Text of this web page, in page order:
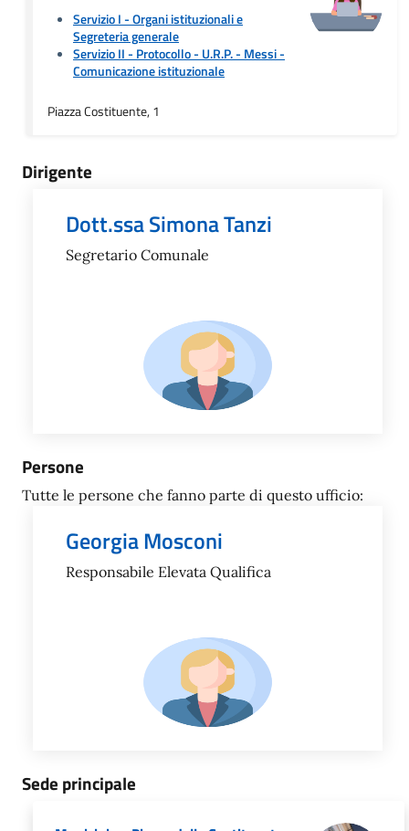
Servizio I - Organi istituzionali e
Segreteria generale
Servizio II - Protocollo - U.R.P. - Messi-
Comunicazione istituzionale
Piazza Costituente, 1
Dirigente
Dott.ssa Simona Tanzi
Segretario Comunale
Persone
Tutte le persone che fanno parte di questo ufficio:
Georgia Mosconi
Responsabile Elevata Qualifica
Sede principale